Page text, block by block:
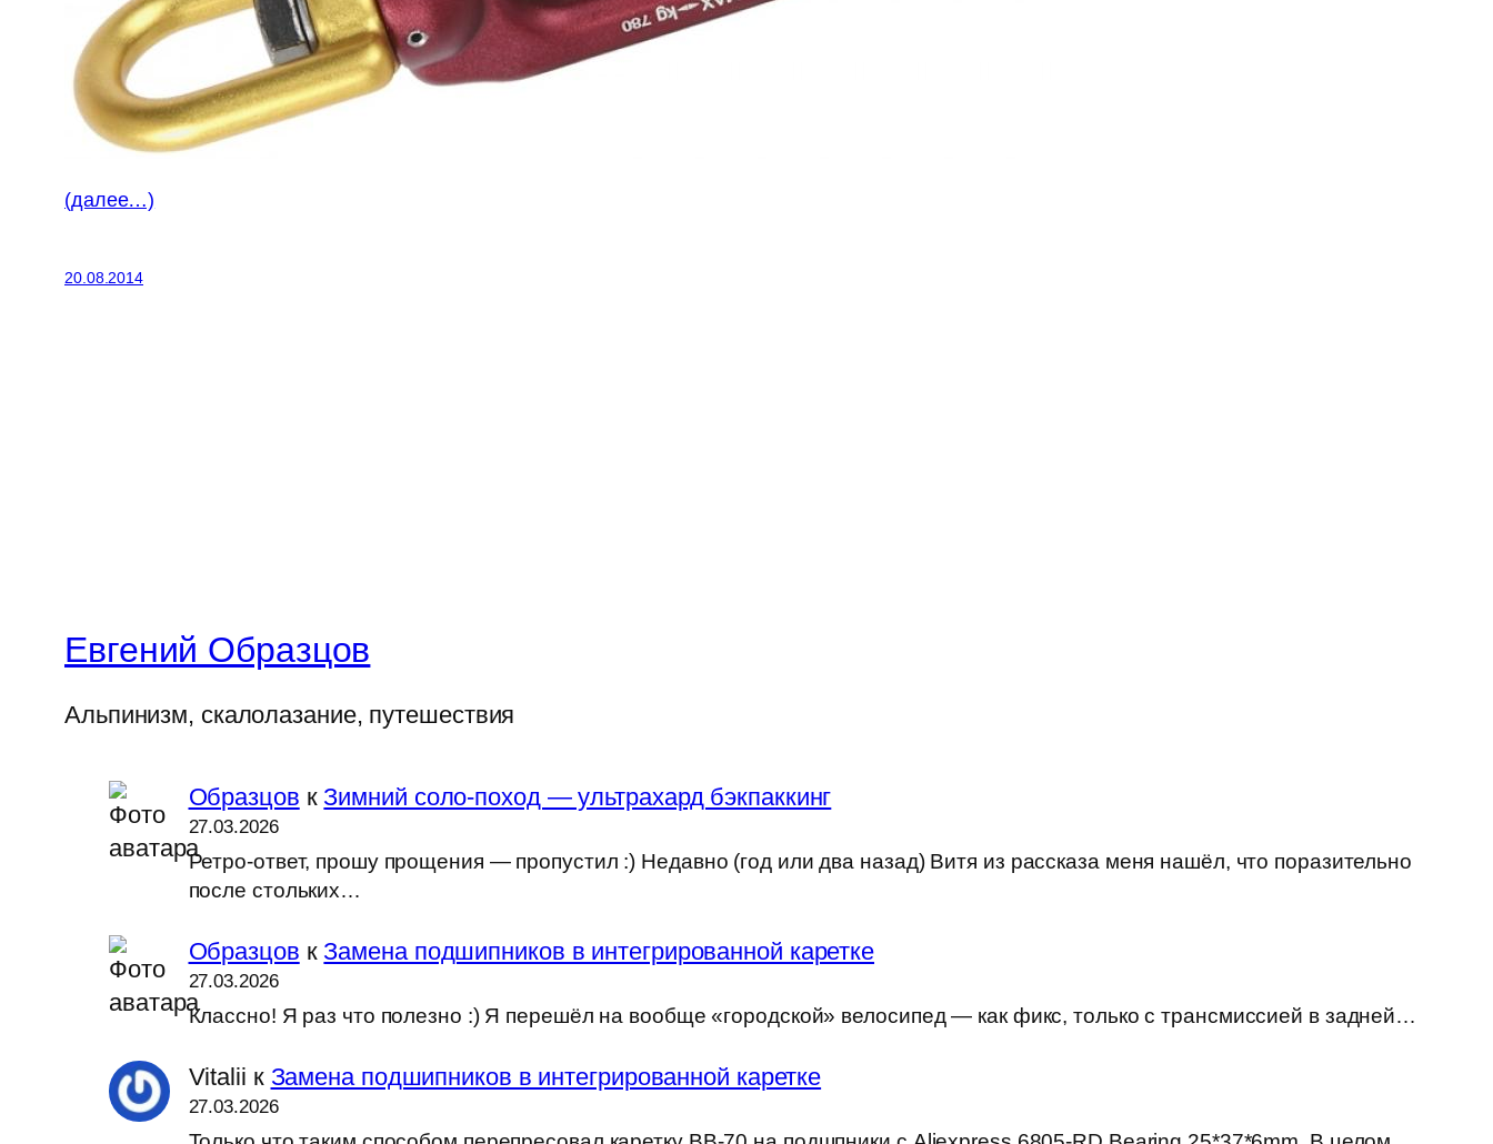
(далее…)
20.08.2014
Евгений Образцов
Альпинизм, скалолазание, путешествия
Образцов к Зимний соло-поход — ультрахард бэкпаккинг
27.03.2026
Ретро-ответ, прошу прощения — пропустил :) Недавно (год или два назад) Витя из рассказа меня нашёл, что поразительно
после стольких…
Образцов к Замена подшипников в интегрированной каретке
27.03.2026
Классно! Я раз что полезно :) Я перешёл на вообще «городской» велосипед — как фикс, только с трансмиссией в задней…
Vitalii к Замена подшипников в интегрированной каретке
27.03.2026